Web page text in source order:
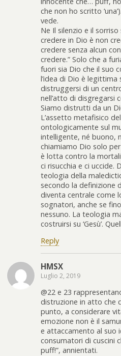
che non ho scritto
vede.
Ne Il silenzio e il sorriso
credere in Dio è non
credere senza alcun
credere.” Solo che a
fuori sia Dio che il suo
l’idea di Dio è legittima
distruggersi di un
nell’atto di disgregarsi
Siamo distrutti da un
L’assetto metafisico
ontologicamente sul
intelligente, né buono,
chiamiamo Dio solo per
è lotta contro la
ci risucchia e ci uccide.
teologia della
secondo la definizione
diventa centrale come
sognatori, anche se
nessuno. La teologia
costruirsi su ‘Gesù’.
Reply
HMSX
Luglio 2, 2019
@22 e 23
distruzione in atto che
punto, a considerare
emozione non è il
e attaccamento al suo
consumatori di cuscini
puff!”, annientati.